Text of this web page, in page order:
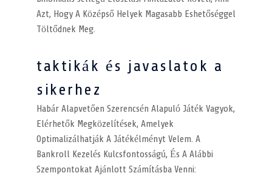
Azt, Hogy A Középső Helyek Magasabb Eshetőséggel
Töltődnek Meg.
taktikák és javaslatok a
sikerhez
Habár Alapvetően Szerencsén Alapuló Játék Vagyok,
Elérhetők Megközelítések, Amelyek
Optimalizálhatják A Játékélményt Velem. A
Bankroll Kezelés Kulcsfontosságú, És A Alábbi
Szempontokat Ajánlott Számításba Venni: